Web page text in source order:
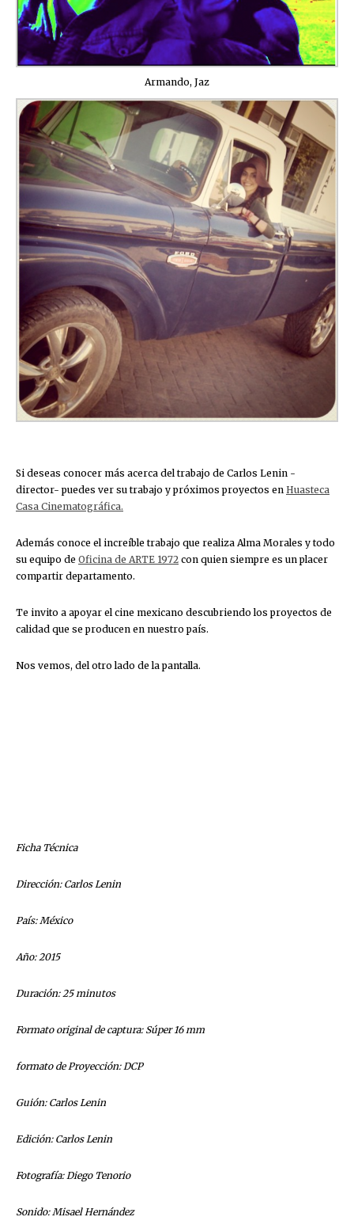
Armando, Jaz
Si deseas conocer más acerca del trabajo de Carlos Lenin -
director- puedes ver su trabajo y próximos proyectos en Huasteca
Casa Cinematográfica.
Además conoce el increíble trabajo que realiza Alma Morales y todo
su equipo de Oficina de ARTE 1972 con quien siempre es un placer
compartir departamento.
Te invito a apoyar el cine mexicano descubriendo los proyectos de
calidad que se producen en nuestro país.
Nos vemos, del otro lado de la pantalla.
Ficha Técnica
Dirección: Carlos Lenin
País: México
Año: 2015
Duración: 25 minutos
Formato original de captura: Súper 16 mm
formato de Proyección: DCP
Guión: Carlos Lenin
Edición: Carlos Lenin
Fotografía: Diego Tenorio
Sonido: Misael Hernández